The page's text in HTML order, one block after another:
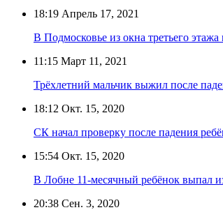
18:19 Апрель 17, 2021
В Подмосковье из окна третьего
11:15 Март 11, 2021
Трёхлетний мальчик выжил после
18:12 Окт. 15, 2020
СК начал проверку после падения
15:54 Окт. 15, 2020
В Лобне 11-месячный ребёнок выпал
20:38 Сен. 3, 2020